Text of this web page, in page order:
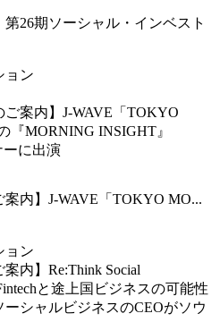
第26期ソーシャル・インベスト
ョン
案内】J-WAVE「TOKYO MO...
ョン